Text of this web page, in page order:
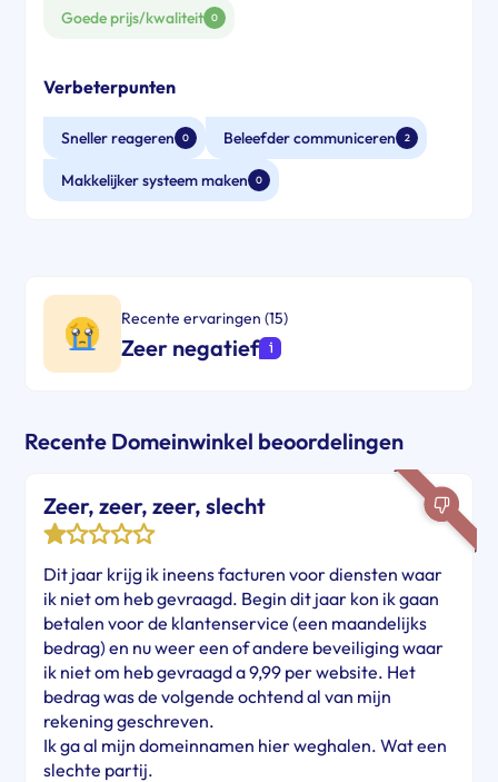
Goede prijs/kwaliteit 0
Verbeterpunten
Sneller reageren 0 Beleefder communiceren 2
Makkelijker systeem maken 0
Recente ervaringen (15)
Zeer negatief
Recente Domeinwinkel beoordelingen
Zeer, zeer, zeer, slecht
Dit jaar krijg ik ineens facturen voor diensten waar
ik niet om heb gevraagd. Begin dit jaar kon ik gaan
betalen voor de klantenservice (een maandelijks
bedrag) en nu weer een of andere beveiliging waar
ik niet om heb gevraagd a 9,99 per website. Het
bedrag was de volgende ochtend al van mijn
rekening geschreven.
Ik ga al mijn domeinnamen hier weghalen. Wat een
slechte partij.